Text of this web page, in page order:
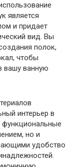
является
и придает
вид. Вы
полок,
чтобы
вашу ванную
интерьер в
функциональные
но и
удобство